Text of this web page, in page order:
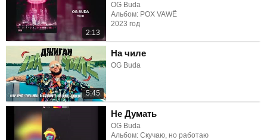
2:13
OG Buda
Альбом: POX VAWË
2023 год
5:45
На чиле
OG Buda
Не Думать
OG Buda
Альбом: Скучаю, но работаю